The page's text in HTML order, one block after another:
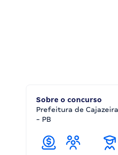
Sobre o concurso
Prefeitura de
- PB